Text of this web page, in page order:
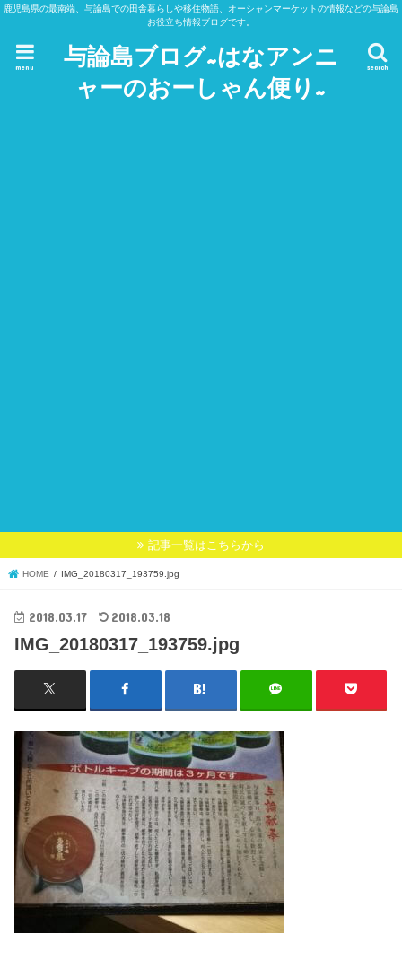
鹿児島県の最南端、与論島での田舎暮らしや移住物語、オーシャンマーケットの情報などの与論島
お役立ち情報ブログです。
与論島ブログ~はなアンニ
ャーのおーしゃん便り~
search
menu
記事一覧はこちらから
HOME IMG_20180317_193759.jpg
2018.03.17 2018.03.18
IMG_20180317_193759.jpg